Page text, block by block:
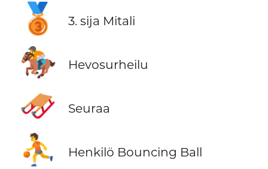
🥉 3. sija Mitali
🏇 Hevosurheilu
🛷 Seuraa
⛹️ Henkilö Bouncing Ball